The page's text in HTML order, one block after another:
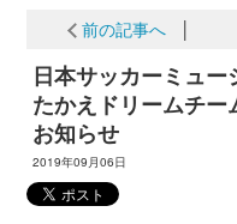
前の記事へ
日本サッカーミュ
たかえドリームチ
お知らせ
2019年09月06日